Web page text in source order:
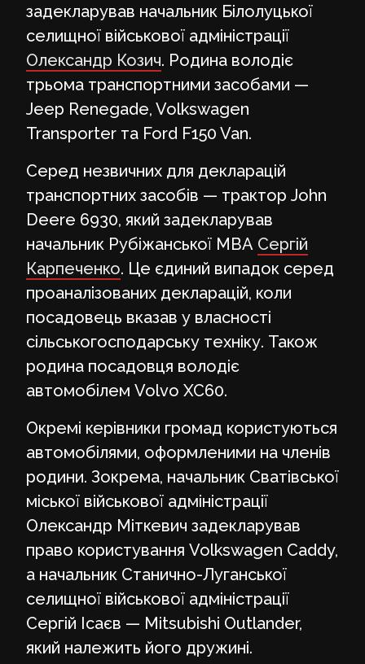
задекларував начальник Білолуцької
селищної військової адміністрації
Олександр Козич. Родина володіє
трьома транспортними засобами —
Jeep Renegade, Volkswagen
Transporter та Ford F150 Van.
Серед незвичних для декларацій
транспортних засобів — трактор John
Deere 6930, який задекларував
начальник Рубіжанської МВА Сергій
Карпеченко. Це єдиний випадок серед
проаналізованих декларацій, коли
посадовець вказав у власності
сільськогосподарську техніку. Також
родина посадовця володіє
автомобілем Volvo XC60.
Окремі керівники громад користуються
автомобілями, оформленими на членів
родини. Зокрема, начальник Сватівської
міської військової адміністрації
Олександр Міткевич задекларував
право користування Volkswagen Caddy,
а начальник Станично-Луганської
селищної військової адміністрації
Сергій Ісаєв — Mitsubishi Outlander,
який належить його дружині.